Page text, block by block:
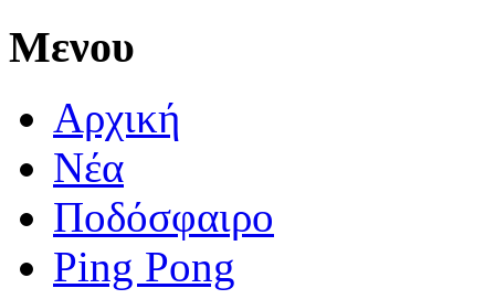
Μενου
Αρχική
Νέα
Ποδόσφαιρο
Ping Pong